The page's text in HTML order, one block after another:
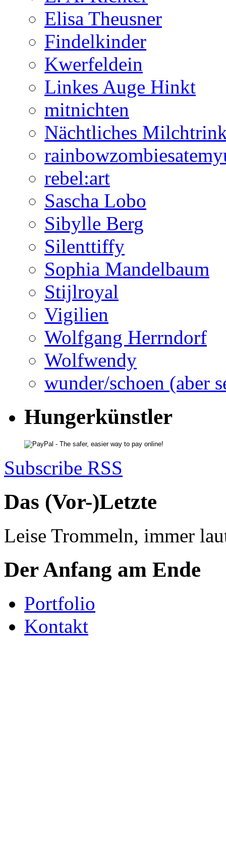
Elisa Theusner
Findelkinder
Kwerfeldein
Linkes Auge Hinkt
mitnichten
Nächtliches
rebel:art
Sascha Lobo
Sibylle Berg
Silenttiffy
Sophia Mandelbaum
Stijlroyal
Vigilien
Wolfgang Herrndorf
Wolfwendy
wunder/schoen (aber
Hungerkünstler
Subscribe RSS
Das (Vor-)Letzte
Leise Trommeln, immer
Der Anfang am Ende
Portfolio
Kontakt